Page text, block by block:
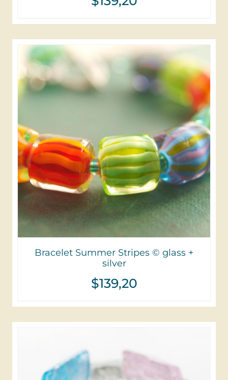
Bracelet Summer Stripes © glass +
silver
$139,20